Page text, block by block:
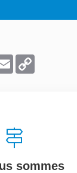
Email
sommes